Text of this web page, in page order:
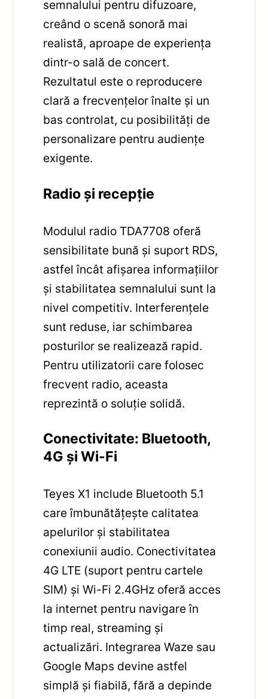
semnalului pentru difuzoare,
creând o scenă sonoră mai
realistă, aproape de experiența
dintr-o sală de concert.
Rezultatul este o reproducere
clară a frecvențelor înalte și un
bas controlat, cu posibilități de
personalizare pentru audiențe
exigente.
Radio și recepție
Modulul radio TDA7708 oferă
sensibilitate bună și suport RDS,
astfel încât afișarea informațiilor
și stabilitatea semnalului sunt la
nivel competitiv. Interferențele
sunt reduse, iar schimbarea
posturilor se realizează rapid.
Pentru utilizatorii care folosec
frecvent radio, aceasta
reprezintă o soluție solidă.
Conectivitate: Bluetooth,
4G și Wi-Fi
Teyes X1 include Bluetooth 5.1
care îmbunătățește calitatea
apelurilor și stabilitatea
conexiunii audio. Conectivitatea
4G LTE (suport pentru cartele
SIM) și Wi-Fi 2.4GHz oferă acces
la internet pentru navigare în
timp real, streaming și
actualizări. Integrarea Waze sau
Google Maps devine astfel
simplă și fiabilă, fără a depinde